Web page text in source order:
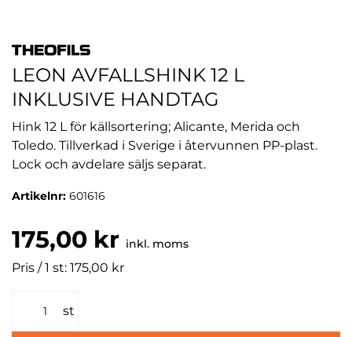
LEON AVFALLSHINK 12 L
INKLUSIVE HANDTAG
Hink 12 L för källsortering; Alicante, Merida och
Toledo. Tillverkad i Sverige i återvunnen PP-plast.
Lock och avdelare säljs separat.
Artikelnr: 601616
175,00 kr inkl. moms
Pris / 1 st: 175,00 kr
st